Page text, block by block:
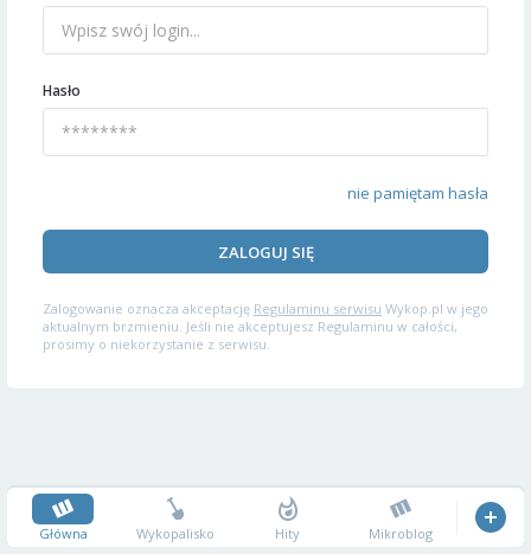
Hasło
nie pamiętam hasła
ZALOGUJ SIĘ
Zalogowanie oznacza akceptację Regulaminu serwisu Wykop.pl w jego
aktualnym brzmieniu. Jeśli nie akceptujesz Regulaminu w całości,
prosimy o niekorzystanie z serwisu.
Główna Wykopalisko Hity Mikroblog